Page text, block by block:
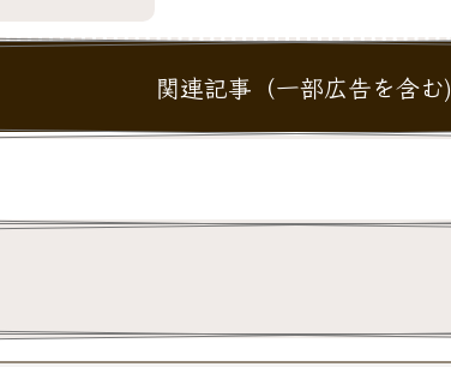
関連記事（一部広告を含む)